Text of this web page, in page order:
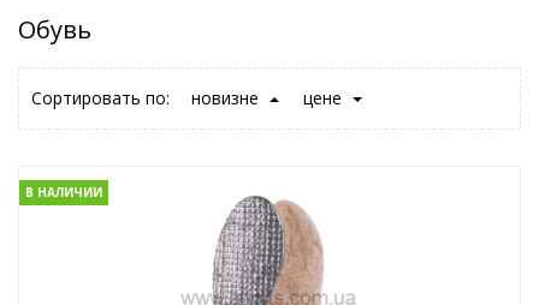
Обувь
Сортировать по: новизне цене
В НАЛИЧИИ